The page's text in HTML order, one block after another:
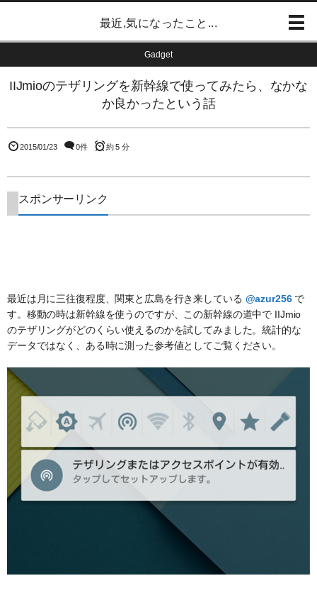
最近,気になったこと...
Gadget
IIJmioのテザリングを新幹線で使ってみたら、なかな
か良かったという話
2015/01/23 0件 約 5 分
スポンサーリンク
最近は月に三往復程度、関東と広島を行き来している @azur256で
す。移動の時は新幹線を使うのですが、この新幹線の道中で IIJmio
のテザリングがどのくらい使えるのかを試してみました。統計的な
データではなく、ある時に測った参考値としてご覧ください。